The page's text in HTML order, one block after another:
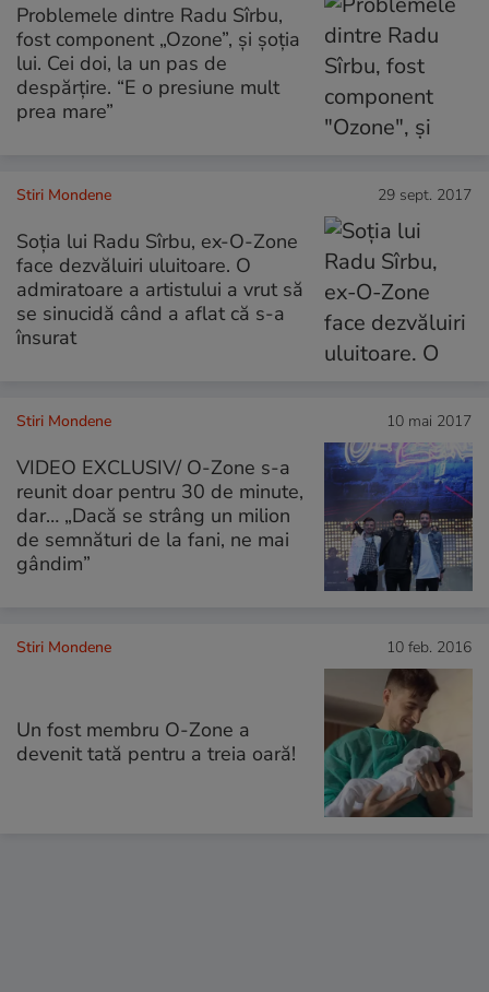
Problemele dintre Radu Sîrbu,
fost component „Ozone”, și șoția
lui. Cei doi, la un pas de
despărțire. “E o presiune mult
prea mare”
Stiri Mondene 29 sept. 2017
Soția lui Radu Sîrbu, ex-O-Zone
face dezvăluiri uluitoare. O
admiratoare a artistului a vrut să
se sinucidă când a aflat că s-a
însurat
Stiri Mondene 10 mai 2017
VIDEO EXCLUSIV/ O-Zone s-a
reunit doar pentru 30 de minute,
dar… „Dacă se strâng un milion
de semnături de la fani, ne mai
gândim”
Stiri Mondene 10 feb. 2016
Un fost membru O-Zone a
devenit tată pentru a treia oară!